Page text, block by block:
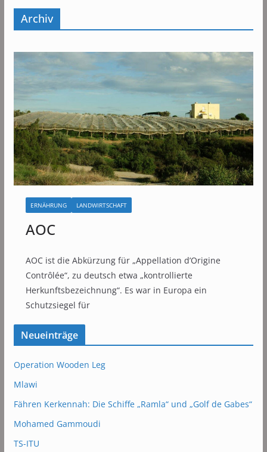
Archiv
ERNÄHRUNG LANDWIRTSCHAFT
AOC
AOC ist die Abkürzung für „Appellation d’Origine
Contrôlée“, zu deutsch etwa „kontrollierte
Herkunftsbezeichnung“. Es war in Europa ein
Schutzsiegel für
Neueinträge
Operation Wooden Leg
Mlawi
Fähren Kerkennah: Die Schiffe „Ramla“ und „Golf de Gabes“
Mohamed Gammoudi
TS-ITU